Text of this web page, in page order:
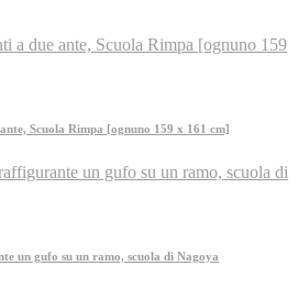
Scuola Rimpa [ognuno 159 x 161 cm]
un gufo su un ramo, scuola di Nagoya